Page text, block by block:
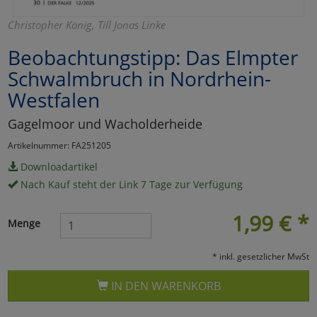
Christopher König, Till Jonas Linke
Beobachtungstipp: Das Elmpter
Schwalmbruch in Nordrhein-
Westfalen
Gagelmoor und Wacholderheide
Artikelnummer: FA251205
Downloadartikel
Nach Kauf steht der Link 7 Tage zur Verfügung
1,99 € *
Menge
* inkl. gesetzlicher MwSt
IN DEN WARENKORB
Marketing
Umfragetools
Cookies
Alle Akzeptieren
Cookies
Einstellungen speichern
zurück zu Haupptseite